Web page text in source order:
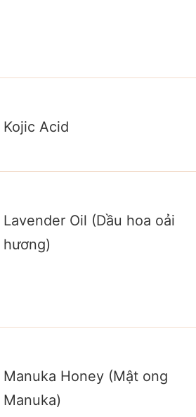
Kojic Acid
Lavender Oil (Dầu hoa oải
hương)
Manuka Honey (Mật ong
Manuka)